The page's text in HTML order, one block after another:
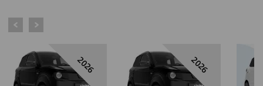
2026 2026